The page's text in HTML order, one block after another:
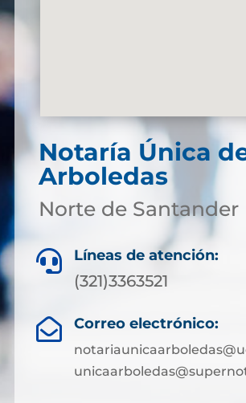
Notaría Única
Arboledas
Norte de Santander
 Líneas de atención:
(321)3363521
 Correo electrónico: